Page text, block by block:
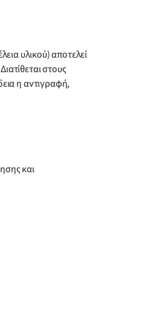
υλικού) αποτελεί
στους
η αντιγραφή,
και